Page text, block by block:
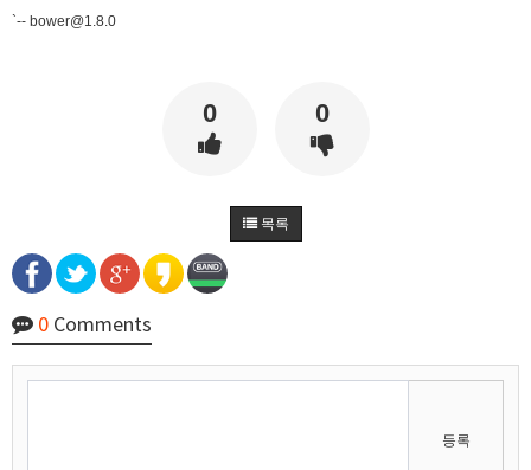
`-- bower@1.8.0
0 0
목록
0 Comments
등록